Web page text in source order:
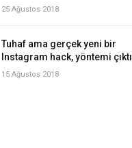
25 Ağustos 2018
Tuhaf ama gerçek yeni bir
Instagram hack, yöntemi çıktı
15 Ağustos 2018